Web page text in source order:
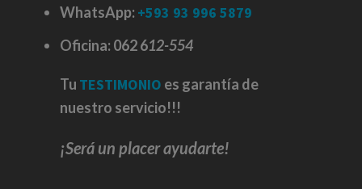
WhatsApp: +593 93 996 5879
Oficina: 062 612-554
Tu TESTIMONIO es garantía de
nuestro servicio!!!
¡Será un placer ayudarte!